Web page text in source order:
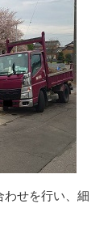
わせを行い、細